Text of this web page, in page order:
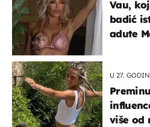
Vau,
badić
adute
U 27.
više od